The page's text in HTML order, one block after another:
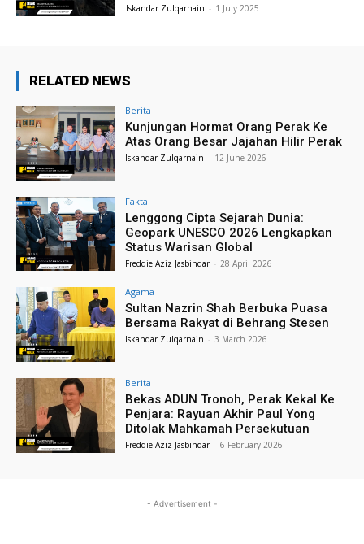
Iskandar Zulqarnain - 1 July 2025
RELATED NEWS
Berita
Kunjungan Hormat Orang Perak Ke
Atas Orang Besar Jajahan Hilir Perak
Iskandar Zulqarnain - 12 June 2026
Fakta
Lenggong Cipta Sejarah Dunia:
Geopark UNESCO 2026 Lengkapkan
Status Warisan Global
Freddie Aziz Jasbindar - 28 April 2026
Agama
Sultan Nazrin Shah Berbuka Puasa
Bersama Rakyat di Behrang Stesen
Iskandar Zulqarnain - 3 March 2026
Berita
Bekas ADUN Tronoh, Perak Kekal Ke
Penjara: Rayuan Akhir Paul Yong
Ditolak Mahkamah Persekutuan
Freddie Aziz Jasbindar - 6 February 2026
- Advertisement -